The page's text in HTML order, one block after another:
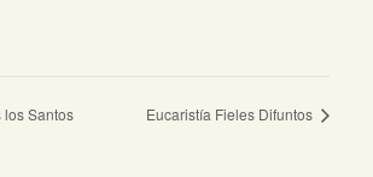
los Santos Eucaristía Fieles Difuntos